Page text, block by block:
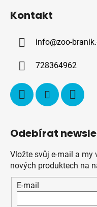
Kontakt
info@zoo-
728364962
Odebírat
Vložte svůj e-mail a
nových produktech na
E-mail